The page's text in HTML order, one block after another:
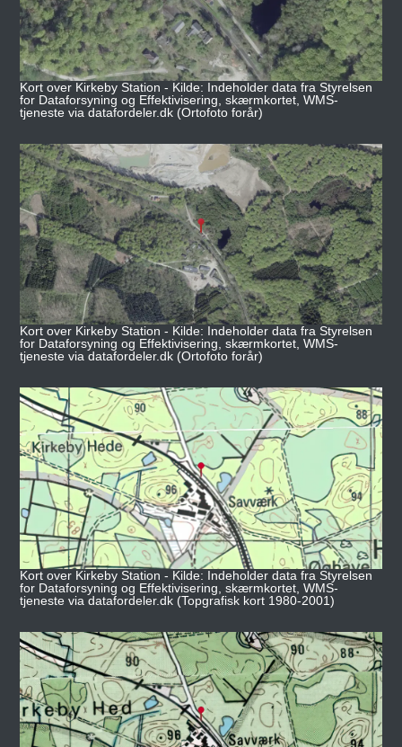
Kort over Kirkeby Station - Kilde: Indeholder data fra Styrelsen
for Dataforsyning og Effektivisering, skærmkortet, WMS-
tjeneste via datafordeler.dk (Ortofoto forår)
Kort over Kirkeby Station - Kilde: Indeholder data fra Styrelsen
for Dataforsyning og Effektivisering, skærmkortet, WMS-
tjeneste via datafordeler.dk (Ortofoto forår)
Kort over Kirkeby Station - Kilde: Indeholder data fra Styrelsen
for Dataforsyning og Effektivisering, skærmkortet, WMS-
tjeneste via datafordeler.dk (Topgrafisk kort 1980-2001)